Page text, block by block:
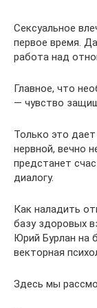
Сексуальное
первое время.
работа над
Главное, что
— чувство
Только это
нервной, вечно
предстанет
диалогу.
Как наладить
базу здоровых
Юрий Бурлан на
векторная
Здесь мы